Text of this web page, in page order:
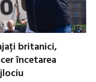
britanici,
încetarea